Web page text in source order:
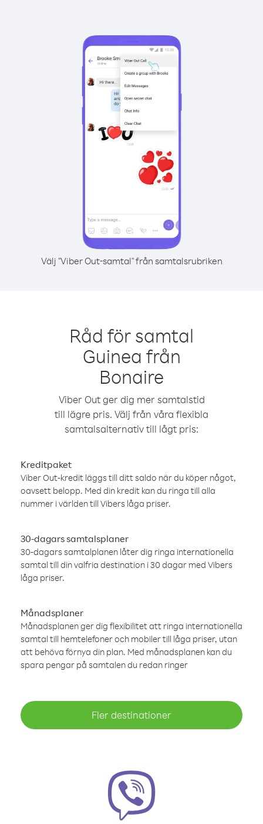
Välj "Viber Out-samtal" från samtalsrubriken
Råd för samtal
Guinea från
Bonaire
Viber Out ger dig mer samtalstid
till lägre pris. Välj från våra flexibla
samtalsalternativ till lågt pris:
Kreditpaket
Viber Out-kredit läggs till ditt saldo när du köper något,
oavsett belopp. Med din kredit kan du ringa till alla
nummer i världen till Vibers låga priser.
30-dagars samtalsplaner
30-dagars samtalplanen låter dig ringa internationella
samtal till din valfria destination i 30 dagar med Vibers
låga priser.
Månadsplaner
Månadsplanen ger dig flexibilitet att ringa internationella
samtal till hemtelefoner och mobiler till låga priser, utan
att behöva förnya din plan. Med månadsplanen kan du
spara pengar på samtalen du redan ringer
Fler destinationer